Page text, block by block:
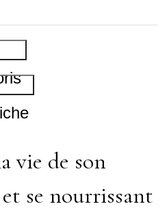
vie de son
se nourrissant